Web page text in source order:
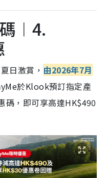
︱4.
日激賞， 由2026年7月
於Klook預訂指定產
碼，即可享高達HK$490